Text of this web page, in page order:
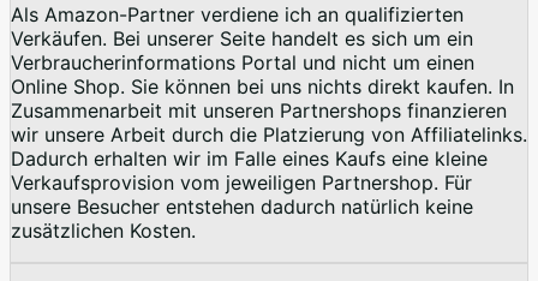
Als Amazon-Partner verdiene ich an qualifizierten
Verkäufen. Bei unserer Seite handelt es sich um ein
Verbraucherinformations Portal und nicht um einen
Online Shop. Sie können bei uns nichts direkt kaufen. In
Zusammenarbeit mit unseren Partnershops finanzieren
wir unsere Arbeit durch die Platzierung von Affiliatelinks.
Dadurch erhalten wir im Falle eines Kaufs eine kleine
Verkaufsprovision vom jeweiligen Partnershop. Für
unsere Besucher entstehen dadurch natürlich keine
zusätzlichen Kosten.